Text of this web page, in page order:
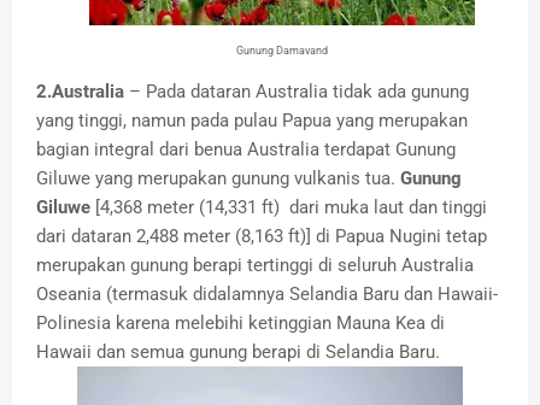
Gunung Damavand
2.Australia – Pada dataran Australia tidak ada gunung
yang tinggi, namun pada pulau Papua yang merupakan
bagian integral dari benua Australia terdapat Gunung
Giluwe yang merupakan gunung vulkanis tua. Gunung
Giluwe [4,368 meter (14,331 ft) dari muka laut dan tinggi
dari dataran 2,488 meter (8,163 ft)] di Papua Nugini tetap
merupakan gunung berapi tertinggi di seluruh Australia
Oseania (termasuk didalamnya Selandia Baru dan Hawaii-
Polinesia karena melebihi ketinggian Mauna Kea di
Hawaii dan semua gunung berapi di Selandia Baru.